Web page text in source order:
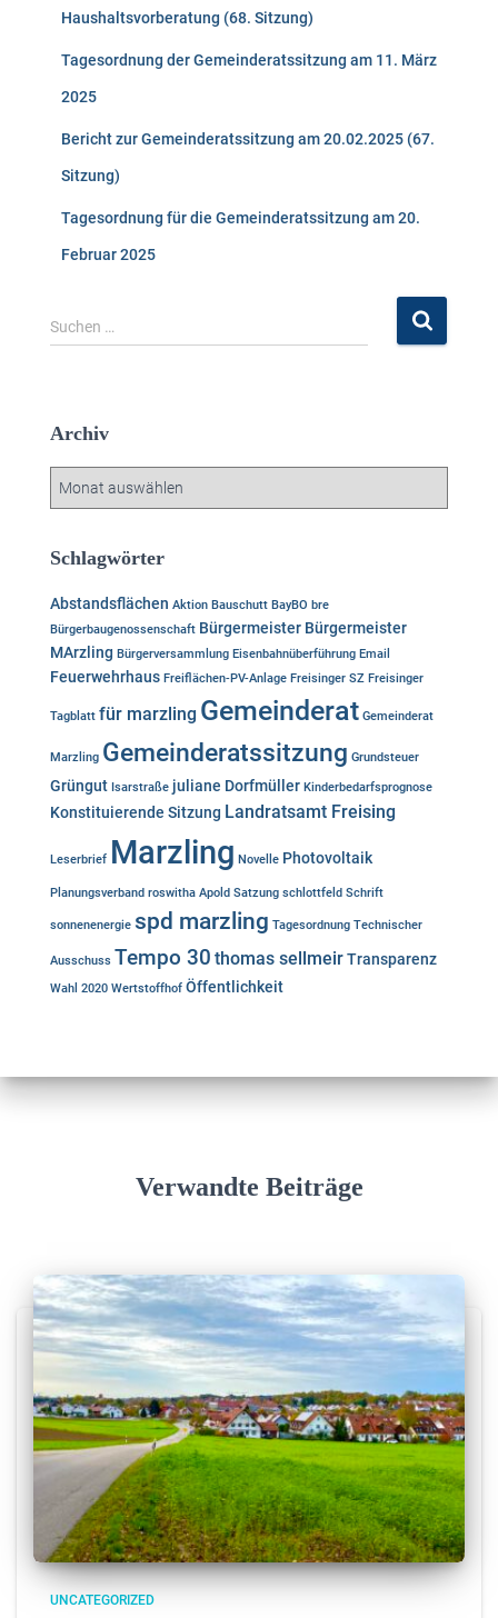
Haushaltsvorberatung (68. Sitzung)
Tagesordnung der Gemeinderatssitzung am 11. März
2025
Bericht zur Gemeinderatssitzung am 20.02.2025 (67.
Sitzung)
Tagesordnung für die Gemeinderatssitzung am 20.
Februar 2025
S
u
n
n
c
:
Suchen …
Archiv
h
v
Schlagwörter
Abstandsflächen Aktion Bauschutt BayBO bre
Bürgerbaugenossenschaft Bürgermeister Bürgermeister
MArzling Bürgerversammlung Eisenbahnüberführung Email
Feuerwehrhaus Freiflächen-PV-Anlage Freisinger SZ Freisinger
Tagblatt für marzling Gemeinderat Gemeinderat
Marzling Gemeinderatssitzung Grundsteuer
Grüngut Isarstraße juliane Dorfmüller Kinderbedarfsprognose
Konstituierende Sitzung Landratsamt Freising
Leserbrief Marzling Novelle Photovoltaik
Planungsverband roswitha Apold Satzung schlottfeld Schrift
sonnenenergie spd marzling Tagesordnung Technischer
Ausschuss Tempo 30 thomas sellmeirTransparenz
Wahl 2020 Wertstoffhof Öffentlichkeit
Verwandte Beiträge
UNCATEGORIZED